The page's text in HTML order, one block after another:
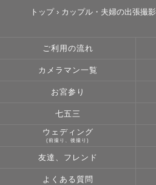
トップ › カップル・夫婦の出張撮影
ご利用の流れ
カメラマン一覧
お宮参り
七五三
ウェディング
(前撮り、後撮り)
友達、フレンド
よくある質問